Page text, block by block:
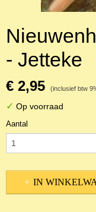
- Jetteke
€ 2,95 (inclusief btw
✓ Op voorraad
Aantal
IN